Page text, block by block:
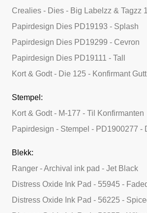
Crealies - Dies - Big Labelzz & Tagzz
Papirdesign Dies PD19193 - Splash
Papirdesign Dies PD19299 - Cevron
Papirdesign Dies PD19111 - Tall
Kort & Godt - Die 125 - Konfirmant Gutt
Stempel:
Kort & Godt - M-177 - Til Konfirmanten
Papirdesign - Stempel - PD1900277 -
Blekk:
Ranger - Archival ink pad - Jet Black
Distress Oxide Ink Pad - 55945 -
Distress Oxide Ink Pad - 56225 -